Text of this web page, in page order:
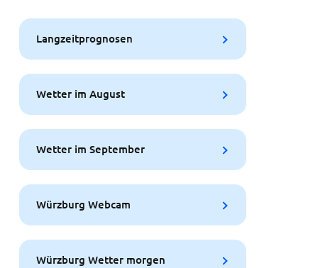
Langzeitprognosen
Wetter im August
Wetter im September
Würzburg Webcam
Würzburg Wetter morgen